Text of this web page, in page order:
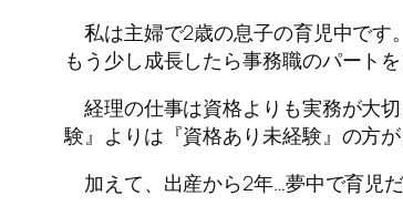
私は主婦で2歳の息子の育児中です
もう少し成長したら事務職のパートを
経理の仕事は資格よりも実務が大
験』よりは『資格あり未経験』の方
加えて、出産から2年…夢中で育児